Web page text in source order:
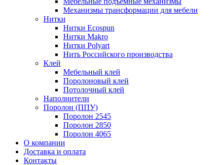
Механизмы трансформации для мебели
Нитки
Нитки Ecospun
Нитки Makro
Нитки Polyart
Нить Российского производства
Клей
Мебельный клей
Поролоновый клей
Потолочный клей
Наполнители
Поролон (ППУ)
Поролон 2545
Поролон 2850
Поролон 4065
О компании
Доставка и оплата
Контакты